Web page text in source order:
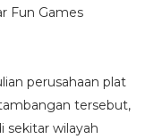
Fun Games
perusahaan plat
tersebut,
sekitar wilayah